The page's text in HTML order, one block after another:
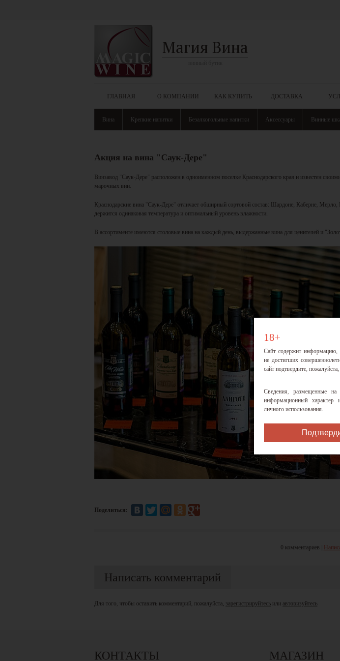
Магия Вина
ГЛАВНАЯ О КОМПАНИИ КАК КУПИТЬ ДОСТАВКА
Вина Крепкие напитки Безалкогольные напитки Аксессуары Винные
Акция на вина "Саук-Дере"
Винзавод "Саук-Дере" расположен в одноименном поселке Краснодарского края и известен
марочных вин.
Краснодарские вина "Саук-Дере" отличает обширный сортовой состав: Шардоне, Каберне,
держится одинаковая температура и оптимальный уровень влажности.
В ассортименте имеются столовые вина на каждый день, выдержанные вина для ценителей и
Поделиться:
0 комментариев |
Написать комментарий
Для того, чтобы оставить комментарий, пожалуйста, зарегистрируйтесь или авторизуйтесь
КОНТАКТЫ МАГАЗИН
18+
Сайт содержит информацию,
не достигших
сайт подтвердите,
Сведения, размещенные на
информационный характер
личного использования.